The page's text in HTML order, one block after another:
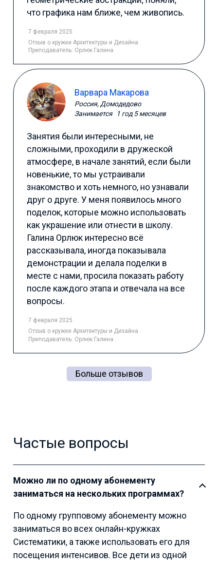
что графика нам ближе, чем живопись.
7 февраля 2025
Отзыв о кружке Архитектуры и Дизайна
Преподаватель: Орлюк Галина
Варвара Макарова
Россия, Домодедово
Занимается
1 год 5 месяцев
Занятия были интересными, не
сложными, проходили в дружеской
атмосфере, в начале занятий, если были
новенькие, то мы устраивали
знакомство и хоть немного, но узнавали
друг о друге. У меня появилось много
поделок, которые можно использовать
как украшение или отнести в школу.
Галина Орлюк интересно всё
рассказывала, иногда показывала
демонстрации и делала поделки в
месте с нами, просила показать работу
после каждого этапа и отвечала на все
вопросы.
7 февраля 2025
Отзыв о кружке Архитектуры и Дизайна
Преподаватель: Орлюк Галина
Больше отзывов
Частые вопросы
Можно ли по одному абонементу
заниматься на нескольких программах?
По одному групповому абонементу можно
заниматься во всех онлайн-кружках
Систематики, а также использовать его для
посещения интенсивов. Все дети из одной